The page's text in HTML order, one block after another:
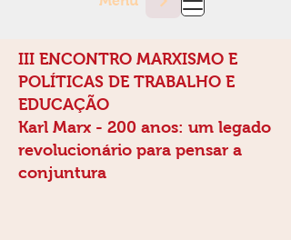
III ENCONTRO MARXISMO E
POLÍTICAS DE TRABALHO E
EDUCAÇÃO
Karl Marx - 200 anos: um legado
revolucionário para pensar a
conjuntura